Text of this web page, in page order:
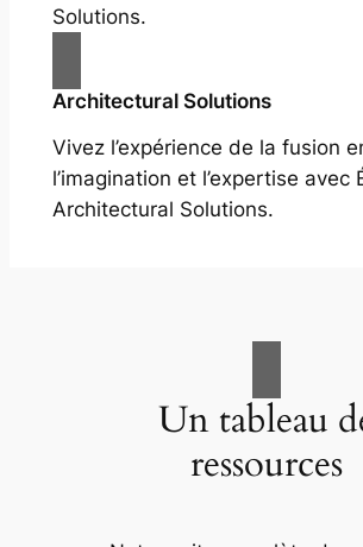
Solutions.
Architectural Solutions
Vivez l’expérience de la fusion
l’imagination et l’expertise avec
Architectural Solutions.
Un tableau
ressources